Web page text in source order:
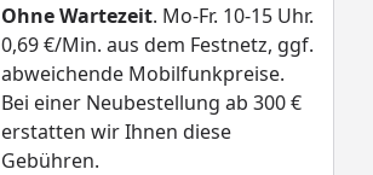
Ohne Wartezeit. Mo-Fr. 10-15 Uhr.
0,69 €/Min. aus dem Festnetz, ggf.
abweichende Mobilfunkpreise.
Bei einer Neubestellung ab 300 €
erstatten wir Ihnen diese
Gebühren.